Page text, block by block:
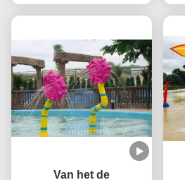
Van het de